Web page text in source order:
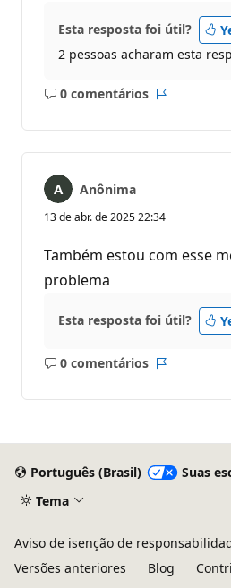
Esta resposta foi útil?
2 pessoas acharam esta
0 comentários
Sem
Anônima
13 de abr. de 2025 22:34
Também estou com esse
problema
Esta resposta foi útil?
0 comentários
Sem
Português (Brasil)
Suas
Tema
Aviso de isenção de
Versões anteriores
Blog